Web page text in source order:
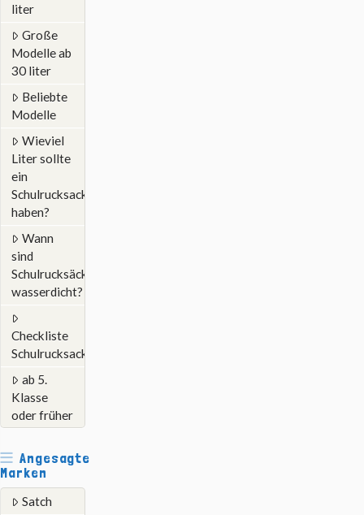
liter
Große
Modelle ab
30 liter
Beliebte
Modelle
Wieviel
Liter sollte
ein
Schulrucksack
haben?
Wann
sind
Schulrucksäcke
wasserdicht?
Checkliste
Schulrucksack
ab 5.
Klasse
oder früher
Angesagte
Marken
Satch